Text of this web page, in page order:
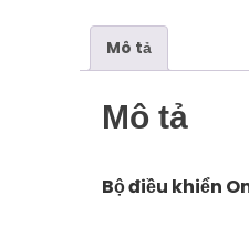
Mô tả
Mô tả
Bộ điều khiển